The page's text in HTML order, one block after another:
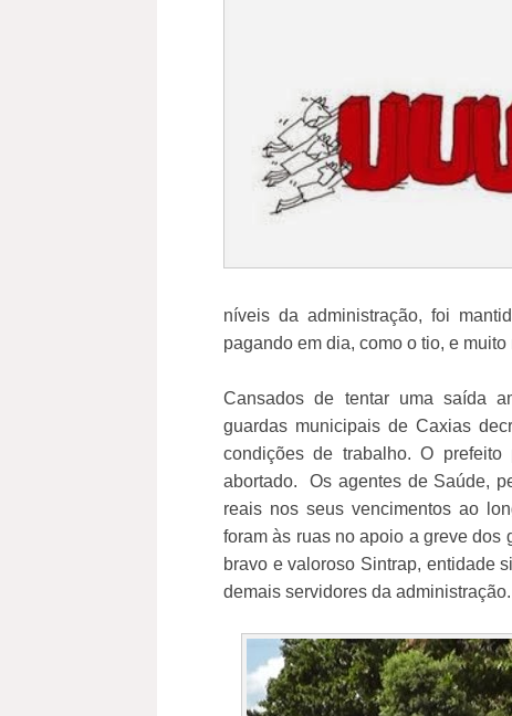
níveis da administração, foi
pagando em dia, como o tio, e
Cansados de tentar uma saída
guardas municipais de Caxias
condições de trabalho. O
abortado. Os agentes de Saúde,
reais nos seus vencimentos ao
foram às ruas no apoio a greve
bravo e valoroso Sintrap, entidade
demais servidores da administração.